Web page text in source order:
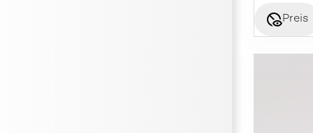
disabled_visiblePreis